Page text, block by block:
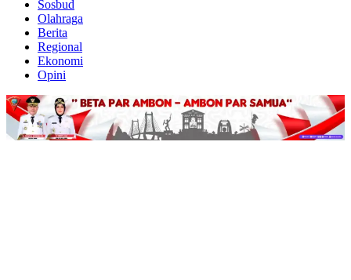
Sosbud
Olahraga
Berita
Regional
Ekonomi
Opini